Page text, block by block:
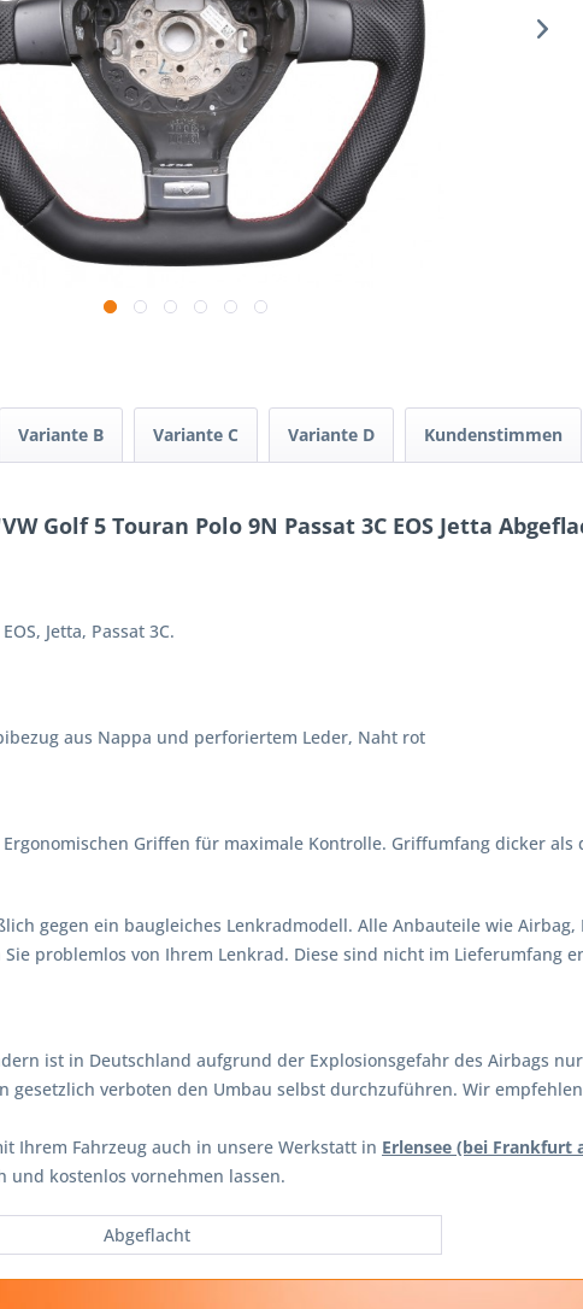
Variante B Variante C Variante D Kundenstimmen
Golf 5 Touran Polo 9N Passat 3C EOS Jetta
Jetta, Passat 3C.
aus Nappa und perforiertem Leder, Naht rot
Griffen für maximale Kontrolle. Griffumfang dicker als
gegen ein baugleiches Lenkradmodell. Alle Anbauteile wie
problemlos von Ihrem Lenkrad. Diese sind nicht im Lieferumfang
ist in Deutschland aufgrund der Explosionsgefahr des Airbags
gesetzlich verboten den Umbau selbst durchzuführen. Wir
Ihrem Fahrzeug auch in unsere Werkstatt in Erlensee (bei Frankfurt
und kostenlos vornehmen lassen.
Abgeflacht